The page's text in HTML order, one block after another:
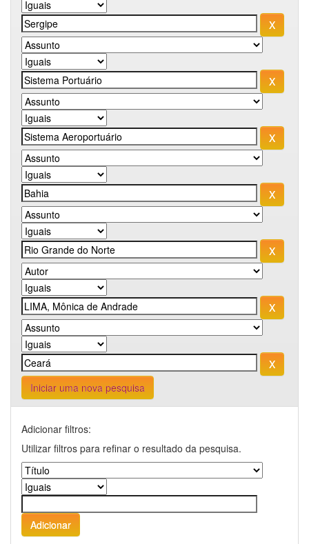
Iniciar uma nova pesquisa
Adicionar filtros:
Utilizar filtros para refinar o resultado da pesquisa.